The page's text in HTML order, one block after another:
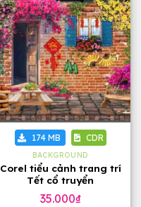
174 MB CDR
BACKGROUND
Corel tiểu cảnh trang trí
Tết cổ truyển
35.000₫